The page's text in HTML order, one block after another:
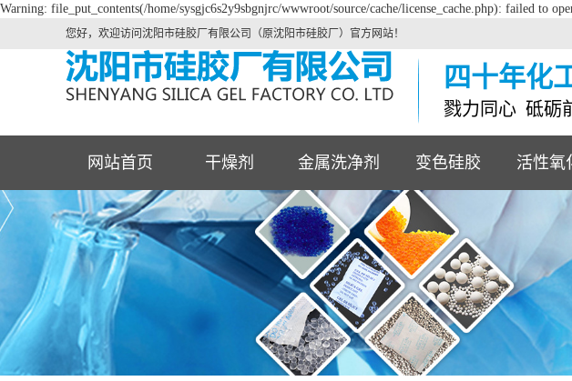
Warning: file_put_contents(/home/sysgjc6s2y9sbgnjrc/wwwroot/source/cache/license_cache.php): failed to
您好，欢迎访问沈阳市硅胶厂有限公司（原沈阳市硅胶厂）官方网站！
四十年化
戮力同心 砥砺
网站首页 干燥剂 金属洗净剂 变色硅胶 活性氧